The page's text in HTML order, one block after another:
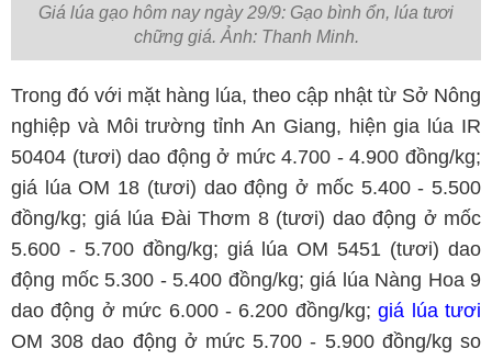
Giá lúa gạo hôm nay ngày 29/9: Gạo bình ổn, lúa tươi
chững giá. Ảnh: Thanh Minh.
Trong đó với mặt hàng lúa, theo cập nhật từ Sở Nông
nghiệp và Môi trường tỉnh An Giang, hiện gia lúa IR
50404 (tươi) dao động ở mức 4.700 - 4.900 đồng/kg;
giá lúa OM 18 (tươi) dao động ở mốc 5.400 - 5.500
đồng/kg; giá lúa Đài Thơm 8 (tươi) dao động ở mốc
5.600 - 5.700 đồng/kg; giá lúa OM 5451 (tươi) dao
động mốc 5.300 - 5.400 đồng/kg; giá lúa Nàng Hoa 9
dao động ở mức 6.000 - 6.200 đồng/kg;giá lúa tươi
OM 308 dao động ở mức 5.700 - 5.900 đồng/kg so